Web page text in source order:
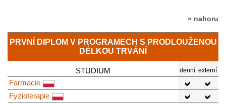
» nahoru
PRVNÍ DIPLOM V PROGRAMECH S PRODLOUŽENOU
DÉLKOU TRVÁNÍ
STUDIUM denní externí
Farmacie
Fyzioterapie